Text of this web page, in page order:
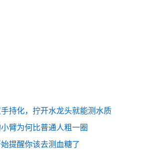
持化，拧开水龙头就能测水质
臂为何比普通人粗一圈
提醒你该去测血糖了